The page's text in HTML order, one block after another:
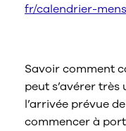
fr/calendrier-
Savoir comment
peut s’avérer
l’arrivée prévue
commencer à